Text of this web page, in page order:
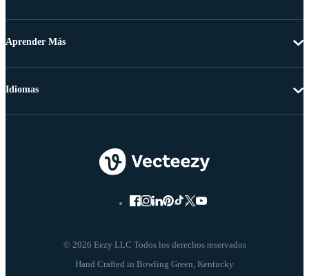
Aprender Más
© 2026 Eezy LLC Todos los derechos reservados
Idiomas